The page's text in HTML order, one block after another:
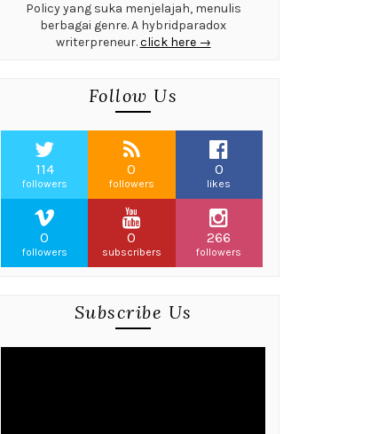
Policy yang suka menjelajah, menulis
berbagai genre. A hybridparadox
writerpreneur.click here →
Follow Us
114
followers
0
followers
0
likes
0
followers
0
subscribers
266
followers
Subscribe Us